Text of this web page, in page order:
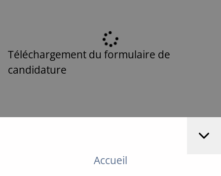
Téléchargement du formulaire de
candidature
Accueil